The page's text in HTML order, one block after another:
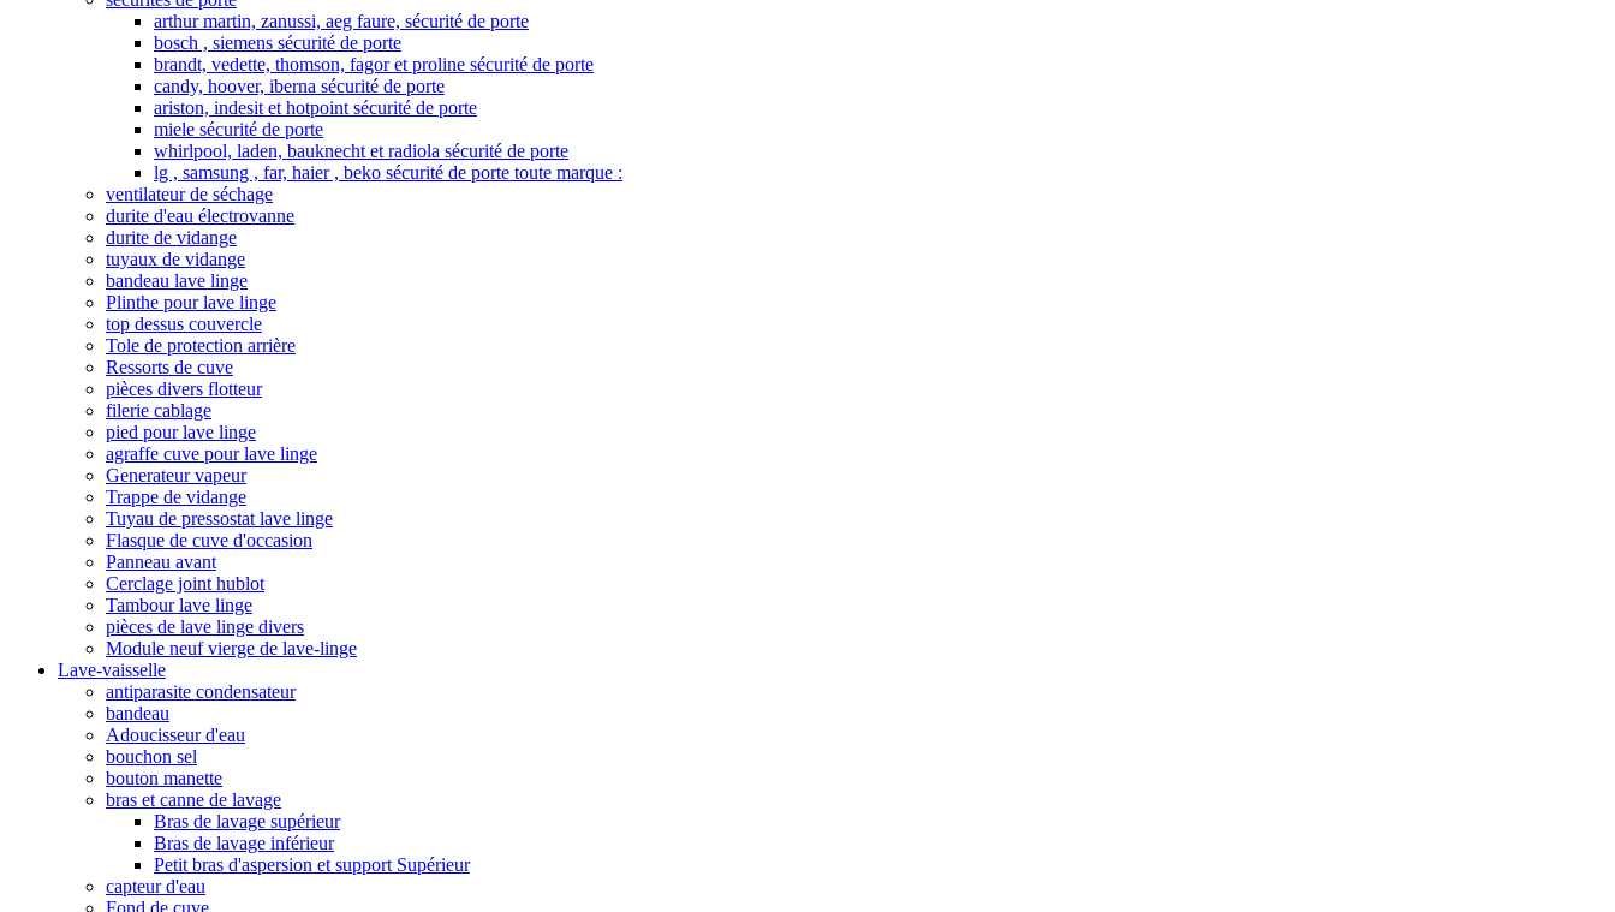
arthur martin, zanussi, aeg faure, sécurité de porte
bosch , siemens sécurité de porte
brandt, vedette, thomson, fagor et proline sécurité de porte
candy, hoover, iberna sécurité de porte
ariston, indesit et hotpoint sécurité de porte
miele sécurité de porte
whirlpool, laden, bauknecht et radiola sécurité de porte
lg , samsung , far, haier , beko sécurité de porte toute marque :
ventilateur de séchage
durite d'eau électrovanne
durite de vidange
tuyaux de vidange
bandeau lave linge
Plinthe pour lave linge
top dessus couvercle
Tole de protection arrière
Ressorts de cuve
pièces divers flotteur
filerie cablage
pied pour lave linge
agraffe cuve pour lave linge
Generateur vapeur
Trappe de vidange
Tuyau de pressostat lave linge
Flasque de cuve d'occasion
Panneau avant
Cerclage joint hublot
Tambour lave linge
pièces de lave linge divers
Module neuf vierge de lave-linge
Lave-vaisselle
antiparasite condensateur
bandeau
Adoucisseur d'eau
bouchon sel
bouton manette
bras et canne de lavage
Bras de lavage supérieur
Bras de lavage inférieur
Petit bras d'aspersion et support Supérieur
capteur d'eau
Fond de cuve